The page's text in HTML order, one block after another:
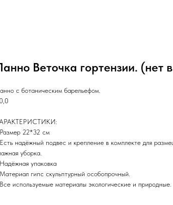
Веточка гортензии. (нет
с ботаническим барельефом.
22*32 см
надёжный подвес и крепление в комплекте для
уборка.
упаковка
гипс скульптурный особопрочный.
используемые материалы экологические и природные.